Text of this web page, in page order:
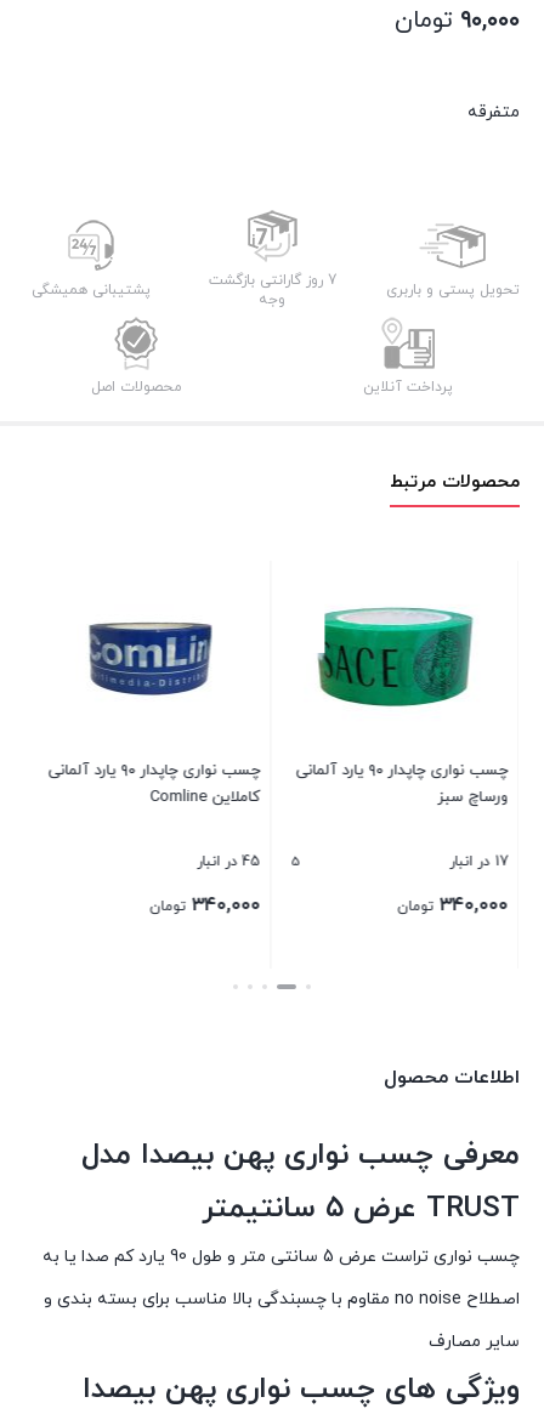
۹۰,۰۰۰ تومان
متفرقه
تحویل پستی و باربری
7 روز گارانتی بازگشت
وجه
پشتیبانی همیشگی
پرداخت آنلاین محصولات اصل
محصولات مرتبط
چسب نواری چاپدار ۹۰ یارد آلمانی
ورساچ سبز
17 در انبار 5
۳۴۰,۰۰۰ تومان
چسب نواری چاپدار ۹۰ یارد آلمانی
کاملاین Comline
45 در انبار
۳۴۰,۰۰۰ تومان
بستن
اطلاعات محصول
معرفی چسب نواری پهن بیصدا مدل
TRUST عرض ۵ سانتیمتر
چسب نواری تراست عرض 5 سانتی متر و طول 90 یارد کم صدا یا به
اصطلاح no noise مقاوم با چسبندگی بالا مناسب برای بسته بندی و
سایر مصارف
ویژگی های چسب نواری پهن بیصدا